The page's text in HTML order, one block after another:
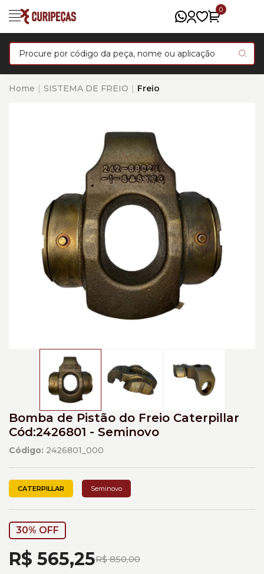
0
Home SISTEMA DE FREIO Freio
Bomba de Pistão do Freio Caterpillar
Cód:2426801 - Seminovo
Código: 2426801_000
CATERPILLAR Seminovo
30% OFF
R$ 850,00
R$ 565,25